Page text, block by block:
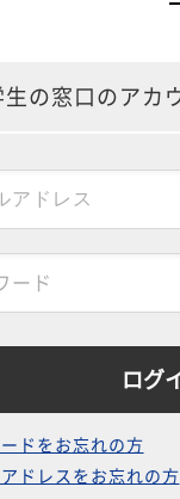
生の窓口のアカ
ドをお忘れの方
アドレスをお忘れの方